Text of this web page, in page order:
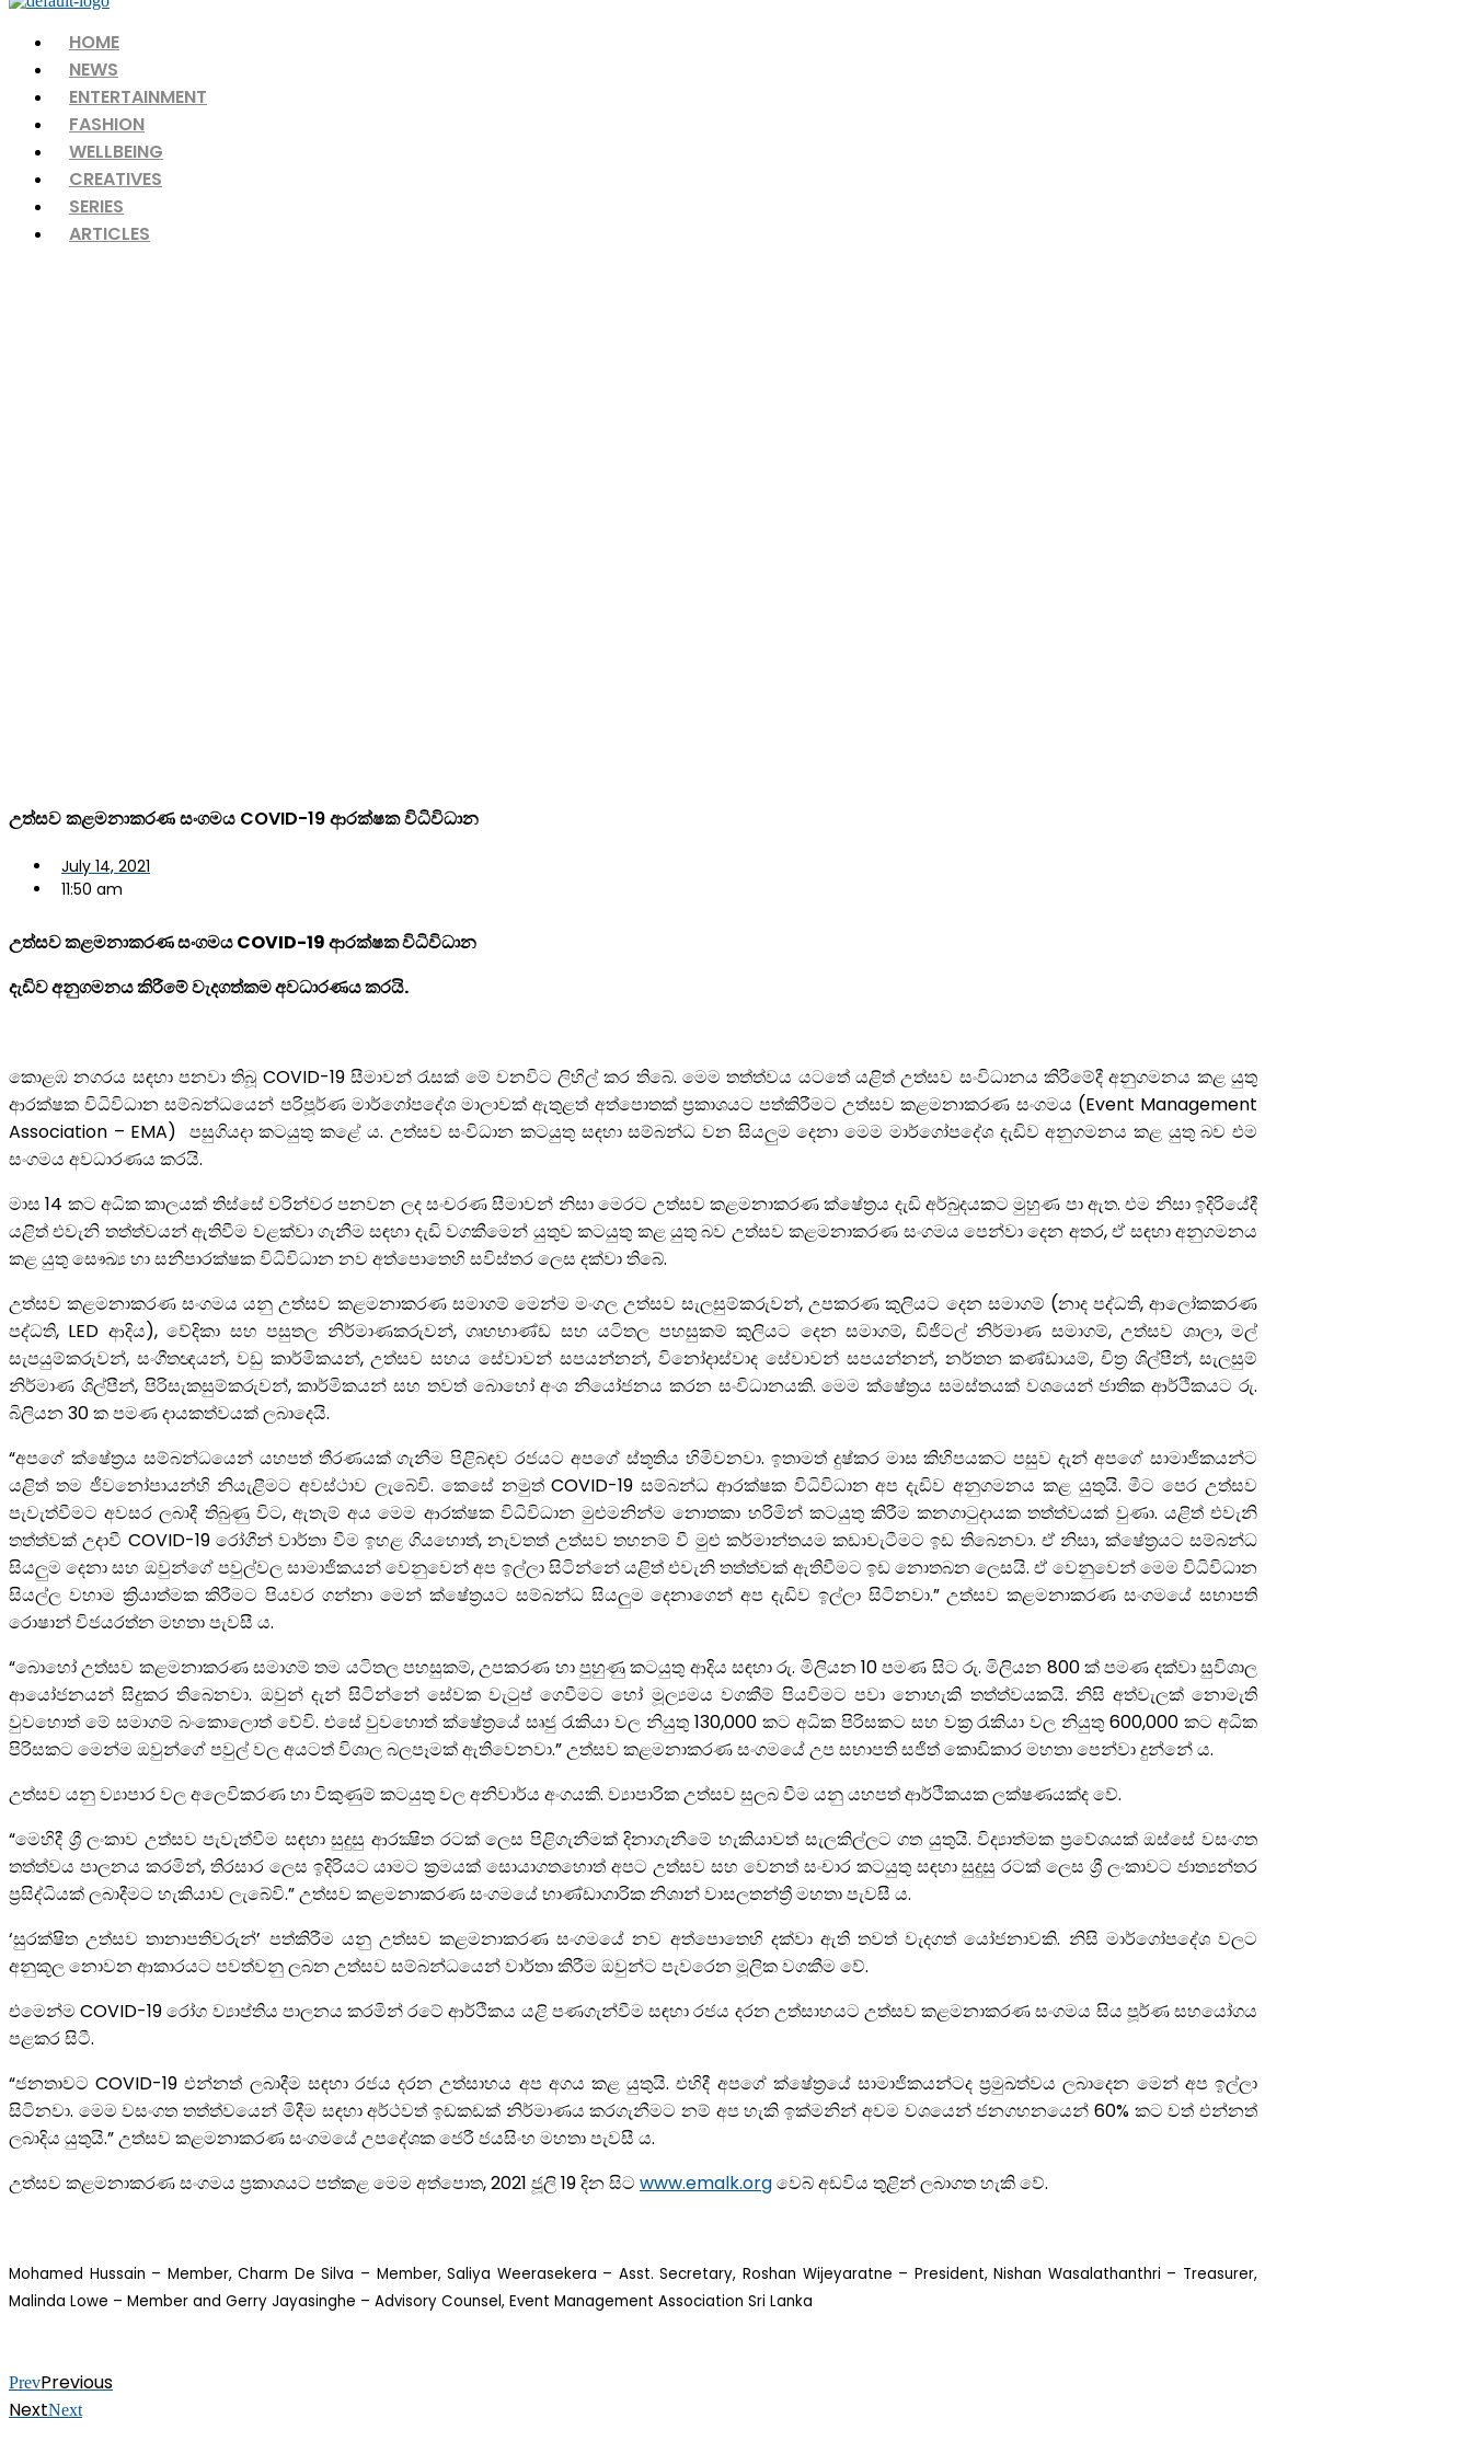
Menu
HOME
NEWS
ENTERTAINMENT
FASHION
WELLBEING
CREATIVES
SERIES
ARTICLES
උත්සව කළමනාකරණ සංගමය COVID-19 ආරක්ෂක විධිවිධාන
July 14, 2021
11:50 am
උත්සව කළමනාකරණ සංගමය COVID-19 ආරක්ෂක විධිවිධාන
දැඩිව අනුගමනය කිරීමේ වැදගත්කම අවධාරණය කරයි.
කොළඹ නගරය සඳහා පනවා තිබූ COVID-19 සීමාවන් රැසක් මේ වනවිට ලිහිල් කර තිබේ. මෙම තත්ත්වය යටතේ යළිත් උත්සව සංවිධානය කිරීමේදී අනුගමනය කළ යුතු
ආරක්ෂක විධිවිධාන සම්බන්ධයෙන් පරිපූර්ණ මාර්ගෝපදේශ මාලාවක් ඇතුළත් අත්පොතක් ප්‍රකාශයට පත්කිරීමට උත්සව කළමනාකරණ සංගමය (Event Management
Association – EMA) පසුගියදා කටයුතු කළේ ය. උත්සව සංවිධාන කටයුතු සඳහා සම්බන්ධ වන සියලුම දෙනා මෙම මාර්ගෝපදේශ දැඩිව අනුගමනය කළ යුතු බව එම
සංගමය අවධාරණය කරයි.
මාස 14 කට අධික කාලයක් තිස්සේ වරින්වර පනවන ලද සංචරණ සීමාවන් නිසා මෙරට උත්සව කළමනාකරණ ක්ෂේත්‍රය දැඩි අර්බුදයකට මුහුණ පා ඇත. එම නිසා ඉදිරියේදී
යළිත් එවැනි තත්ත්වයන් ඇතිවීම වළක්වා ගැනීම සඳහා දැඩි වගකීමෙන් යුතුව කටයුතු කළ යුතු බව උත්සව කළමනාකරණ සංගමය පෙන්වා දෙන අතර, ඒ සඳහා අනුගමනය
කළ යුතු සෞඛ්‍ය හා සනීපාරක්ෂක විධිවිධාන නව අත්පොතෙහි සවිස්තර ලෙස දක්වා තිබේ.
උත්සව කළමනාකරණ සංගමය යනු උත්සව කළමනාකරණ සමාගම් මෙන්ම මංගල උත්සව සැලසුම්කරුවන්, උපකරණ කුලියට දෙන සමාගම් (නාද පද්ධති, ආලෝකකරණ
පද්ධති, LED ආදිය), වේදිකා සහ පසුතල නිර්මාණකරුවන්, ගෘහභාණ්ඩ සහ යටිතල පහසුකම් කුලියට දෙන සමාගම්, ඩිජිටල් නිර්මාණ සමාගම්, උත්සව ශාලා, මල්
සැපයුම්කරුවන්, සංගීතඥයන්, වඩු කාර්මිකයන්, උත්සව සහය සේවාවන් සපයන්නන්, විනෝදාස්වාද සේවාවන් සපයන්නන්, නර්තන කණ්ඩායම්, චිත්‍ර ශිල්පීන්, සැලසුම්
නිර්මාණ ශිල්පීන්, පිරිසැකසුම්කරුවන්, කාර්මිකයන් සහ තවත් බොහෝ අංශ නියෝජනය කරන සංවිධානයකි. මෙම ක්ෂේත්‍රය සමස්තයක් වශයෙන් ජාතික ආර්ථිකයට රු.
බිලියන 30 ක පමණ දායකත්වයක් ලබාදෙයි.
“අපගේ ක්ෂේත්‍රය සම්බන්ධයෙන් යහපත් තීරණයක් ගැනීම පිළිබඳව රජයට අපගේ ස්තූතිය හිමිවනවා. ඉතාමත් දුෂ්කර මාස කිහිපයකට පසුව දැන් අපගේ සාමාජිකයන්ට
යළිත් තම ජීවනෝපායන්හි නියැළීමට අවස්ථාව ලැබේවි. කෙසේ නමුත් COVID-19 සම්බන්ධ ආරක්ෂක විධිවිධාන අප දැඩිව අනුගමනය කළ යුතුයි. මීට පෙර උත්සව
පැවැත්වීමට අවසර ලබාදී තිබුණු විට, ඇතැම් අය මෙම ආරක්ෂක විධිවිධාන මුළුමනින්ම නොතකා හරිමින් කටයුතු කිරීම කනගාටුදායක තත්ත්වයක් වුණා. යළිත් එවැනි
තත්ත්වක් උදාවී COVID-19 රෝගීන් වාර්තා වීම ඉහළ ගියහොත්, නැවතත් උත්සව තහනම් වී මුළු කර්මාන්තයම කඩාවැටීමට ඉඩ තිබෙනවා. ඒ නිසා, ක්ෂේත්‍රයට සම්බන්ධ
සියලුම දෙනා සහ ඔවුන්ගේ පවුල්වල සාමාජිකයන් වෙනුවෙන් අප ඉල්ලා සිටින්නේ යළිත් එවැනි තත්ත්වක් ඇතිවීමට ඉඩ නොතබන ලෙසයි. ඒ වෙනුවෙන් මෙම විධිවිධාන
සියල්ල වහාම ක්‍රියාත්මක කිරීමට පියවර ගන්නා මෙන් ක්ෂේත්‍රයට සම්බන්ධ සියලුම දෙනාගෙන් අප දැඩිව ඉල්ලා සිටිනවා.” උත්සව කළමනාකරණ සංගමයේ සභාපති
රොෂාන් විජයරත්න මහතා පැවසී ය.
“බොහෝ උත්සව කළමනාකරණ සමාගම් තම යටිතල පහසුකම්, උපකරණ හා පුහුණු කටයුතු ආදිය සඳහා රු. මිලියන 10 පමණ සිට රු. මිලියන 800 ක් පමණ දක්වා සුවිශාල
ආයෝජනයන් සිදුකර තිබෙනවා. ඔවුන් දැන් සිටින්නේ සේවක වැටුප් ගෙවීමට හෝ මූල්‍යමය වගකීම් පියවීමට පවා නොහැකි තත්ත්වයකයි. නිසි අත්වැලක් නොමැති
වුවහොත් මේ සමාගම් බංකොලොත් වේවි. එසේ වුවහොත් ක්ෂේත්‍රයේ සෘජු රැකියා වල නියුතු 130,000 කට අධික පිරිසකට සහ වක්‍ර රැකියා වල නියුතු 600,000 කට අධික
පිරිසකට මෙන්ම ඔවුන්ගේ පවුල් වල අයටත් විශාල බලපෑමක් ඇතිවෙනවා.” උත්සව කළමනාකරණ සංගමයේ උප සභාපති සජිත් කොඩිකාර මහතා පෙන්වා දුන්නේ ය.
උත්සව යනු ව්‍යාපාර වල අලෙවිකරණ හා විකුණුම් කටයුතු වල අනිවාර්ය අංගයකි. ව්‍යාපාරික උත්සව සුලබ වීම යනු යහපත් ආර්ථිකයක ලක්ෂණයක්ද වේ.
“මෙහිදී ශ්‍රී ලංකාව උත්සව පැවැත්වීම සඳහා සුදුසු ආරක්‍ෂිත රටක් ලෙස පිළිගැනීමක් දිනාගැනීමේ හැකියාවත් සැලකිල්ලට ගත යුතුයි. විද්‍යාත්මක ප්‍රවේශයක් ඔස්සේ වසංගත
තත්ත්වය පාලනය කරමින්, තිරසාර ලෙස ඉදිරියට යාමට ක්‍රමයක් සොයාගතහොත් අපට උත්සව සහ වෙනත් සංචාර කටයුතු සඳහා සුදුසු රටක් ලෙස ශ්‍රී ලංකාවට ජාත්‍යන්තර
ප්‍රසිද්ධියක් ලබාදීමට හැකියාව ලැබේවි.” උත්සව කළමනාකරණ සංගමයේ භාණ්ඩාගාරික නිශාන් වාසලතන්ත්‍රී මහතා පැවසී ය.
‘සුරක්ෂිත උත්සව තානාපතිවරුන්’ පත්කිරීම යනු උත්සව කළමනාකරණ සංගමයේ නව අත්පොතෙහි දක්වා ඇති තවත් වැදගත් යෝජනාවකි. නිසි මාර්ගෝපදේශ වලට
අනුකූල නොවන ආකාරයට පවත්වනු ලබන උත්සව සම්බන්ධයෙන් වාර්තා කිරීම ඔවුන්ට පැවරෙන මූලික වගකීම වේ.
එමෙන්ම COVID-19 රෝග ව්‍යාප්තිය පාලනය කරමින් රටේ ආර්ථිකය යළි පණගැන්වීම සඳහා රජය දරන උත්සාහයට උත්සව කළමනාකරණ සංගමය සිය පූර්ණ සහයෝගය
පළකර සිටී.
“ජනතාවට COVID-19 එන්නත් ලබාදීම සඳහා රජය දරන උත්සාහය අප අගය කළ යුතුයි. එහිදී අපගේ ක්ෂේත්‍රයේ සාමාජිකයන්ටද ප්‍රමුඛත්වය ලබාදෙන මෙන් අප ඉල්ලා
සිටිනවා. මෙම වසංගත තත්ත්වයෙන් මිදීම සඳහා අර්ථවත් ඉඩකඩක් නිර්මාණය කරගැනීමට නම් අප හැකි ඉක්මනින් අවම වශයෙන් ජනගහනයෙන් 60% කට වත් එන්නත්
ලබාදිය යුතුයි.” උත්සව කළමනාකරණ සංගමයේ උපදේශක ජෙරී ජයසිංහ මහතා පැවසී ය.
උත්සව කළමනාකරණ සංගමය ප්‍රකාශයට පත්කළ මෙම අත්පොත, 2021 ජූලි 19 දින සිට www.emalk.orgවෙබ් අඩවිය තුළින් ලබාගත හැකි වේ.
Mohamed Hussain – Member, Charm De Silva – Member, Saliya Weerasekera – Asst. Secretary, Roshan Wijeyaratne – President, Nishan Wasalathanthri – Treasurer,
Malinda Lowe – Member and Gerry Jayasinghe – Advisory Counsel, Event Management Association Sri Lanka
PrevPrevious
NextNext